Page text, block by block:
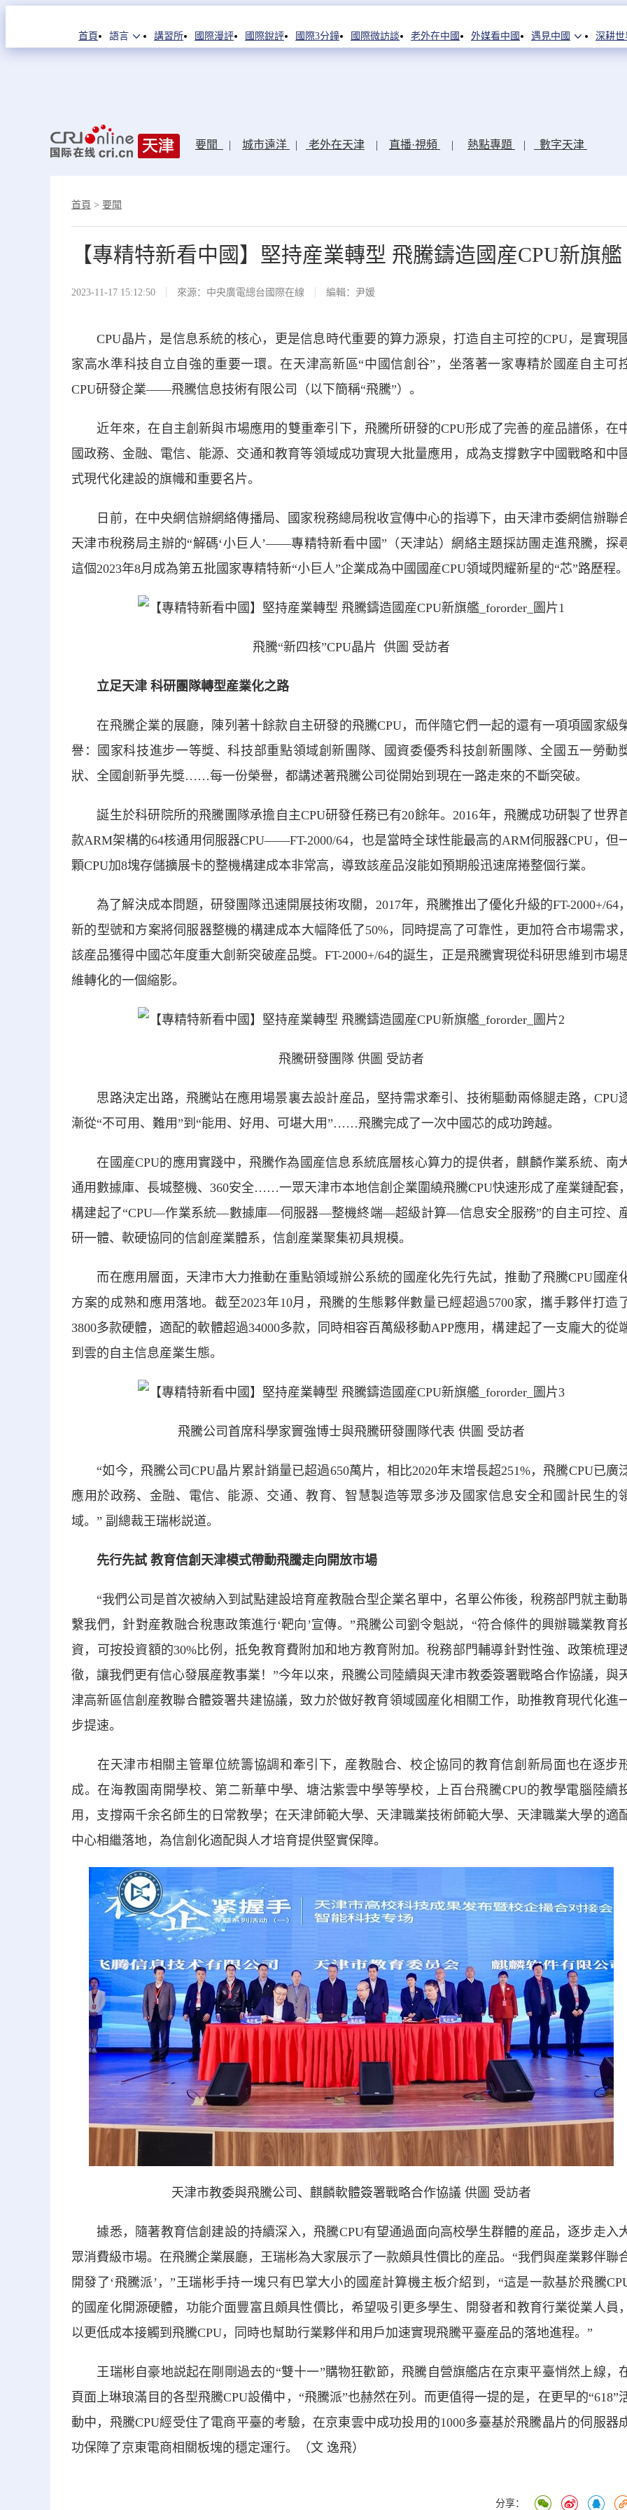
首頁 語言 講習所 國際漫評 國際銳評 國際3分鐘 國際微訪談 老外在中國 外媒看中國 遇見中國 深耕世
要聞 | 城市遠洋 | 老外在天津 | 直播·視頻 | 熱點專題 | 數字天津
首頁 > 要聞
【專精特新看中國】堅持産業轉型 飛騰鑄造國産CPU新旗艦
2023-11-17 15:12:50 來源：中央廣電總台國際在線 編輯：尹媛
CPU晶片，是信息系統的核心，更是信息時代重要的算力源泉，打造自主可控的CPU，是實現
家高水準科技自立自強的重要一環。在天津高新區“中國信創谷”，坐落著一家專精於國産自主可
CPU研發企業——飛騰信息技術有限公司（以下簡稱“飛騰”）。
近年來，在自主創新與市場應用的雙重牽引下，飛騰所研發的CPU形成了完善的産品譜係，在
國政務、金融、電信、能源、交通和教育等領域成功實現大批量應用，成為支撐數字中國戰略和中
式現代化建設的旗幟和重要名片。
日前，在中央網信辦網絡傳播局、國家稅務總局稅收宣傳中心的指導下，由天津市委網信辦聯
天津市稅務局主辦的“解碼‘小巨人’——專精特新看中國”（天津站）網絡主題採訪團走進飛騰，探
這個2023年8月成為第五批國家專精特新“小巨人”企業成為中國國産CPU領域閃耀新星的“芯”路歷程。
飛騰“新四核”CPU晶片 供圖 受訪者
立足天津 科研團隊轉型産業化之路
在飛騰企業的展廳，陳列著十餘款自主研發的飛騰CPU，而伴隨它們一起的還有一項項國家級
譽：國家科技進步一等獎、科技部重點領域創新團隊、國資委優秀科技創新團隊、全國五一勞動
狀、全國創新爭先獎……每一份榮譽，都講述著飛騰公司從開始到現在一路走來的不斷突破。
誕生於科研院所的飛騰團隊承擔自主CPU研發任務已有20餘年。2016年，飛騰成功研製了世界
款ARM架構的64核通用伺服器CPU——FT-2000/64，也是當時全球性能最高的ARM伺服器CPU，但
顆CPU加8塊存儲擴展卡的整機構建成本非常高，導致該産品沒能如預期般迅速席捲整個行業。
為了解決成本問題，研發團隊迅速開展技術攻關，2017年，飛騰推出了優化升級的FT-2000+/64，
新的型號和方案將伺服器整機的構建成本大幅降低了50%，同時提高了可靠性，更加符合市場需求，
該産品獲得中國芯年度重大創新突破産品獎。FT-2000+/64的誕生，正是飛騰實現從科研思維到市場
維轉化的一個縮影。
飛騰研發團隊 供圖 受訪者
思路決定出路，飛騰站在應用場景裏去設計産品，堅持需求牽引、技術驅動兩條腿走路，CPU
漸從“不可用、難用”到“能用、好用、可堪大用”……飛騰完成了一次中國芯的成功跨越。
在國産CPU的應用實踐中，飛騰作為國産信息系統底層核心算力的提供者，麒麟作業系統、南
通用數據庫、長城整機、360安全……一眾天津市本地信創企業圍繞飛騰CPU快速形成了産業鏈配套，
構建起了“CPU—作業系統—數據庫—伺服器—整機終端—超級計算—信息安全服務”的自主可控、
研一體、軟硬協同的信創産業體系，信創産業聚集初具規模。
而在應用層面，天津市大力推動在重點領域辦公系統的國産化先行先試，推動了飛騰CPU國産
方案的成熟和應用落地。截至2023年10月，飛騰的生態夥伴數量已經超過5700家，攜手夥伴打造
3800多款硬體，適配的軟體超過34000多款，同時相容百萬級移動APP應用，構建起了一支龐大的從
到雲的自主信息産業生態。
飛騰公司首席科學家竇強博士與飛騰研發團隊代表 供圖 受訪者
“如今，飛騰公司CPU晶片累計銷量已超過650萬片，相比2020年末增長超251%，飛騰CPU已廣
應用於政務、金融、電信、能源、交通、教育、智慧製造等眾多涉及國家信息安全和國計民生的
域。” 副總裁王瑞彬説道。
先行先試 教育信創天津模式帶動飛騰走向開放市場
“我們公司是首次被納入到試點建設培育産教融合型企業名單中，名單公佈後，稅務部門就主動
繫我們，針對産教融合稅惠政策進行‘靶向’宣傳。”飛騰公司劉令魁説，“符合條件的興辦職業教育
資，可按投資額的30%比例，抵免教育費附加和地方教育附加。稅務部門輔導針對性強、政策梳理
徹，讓我們更有信心發展産教事業！”今年以來，飛騰公司陸續與天津市教委簽署戰略合作協議，與
津高新區信創産教聯合體簽署共建協議，致力於做好教育領域國産化相關工作，助推教育現代化進
步提速。
在天津市相關主管單位統籌協調和牽引下，産教融合、校企協同的教育信創新局面也在逐步
成。在海教園南開學校、第二新華中學、塘沽紫雲中學等學校，上百台飛騰CPU的教學電腦陸續
用，支撐兩千余名師生的日常教學；在天津師範大學、天津職業技術師範大學、天津職業大學的適
中心相繼落地，為信創化適配與人才培育提供堅實保障。
天津市教委與飛騰公司、麒麟軟體簽署戰略合作協議 供圖 受訪者
據悉，隨著教育信創建設的持續深入，飛騰CPU有望通過面向高校學生群體的産品，逐步走入
眾消費級市場。在飛騰企業展廳，王瑞彬為大家展示了一款頗具性價比的産品。“我們與産業夥伴聯
開發了‘飛騰派’，”王瑞彬手持一塊只有巴掌大小的國産計算機主板介紹到，“這是一款基於飛騰
的國産化開源硬體，功能介面豐富且頗具性價比，希望吸引更多學生、開發者和教育行業從業人員，
以更低成本接觸到飛騰CPU，同時也幫助行業夥伴和用戶加速實現飛騰平臺産品的落地進程。”
王瑞彬自豪地説起在剛剛過去的“雙十一”購物狂歡節，飛騰自營旗艦店在京東平臺悄然上線，
頁面上琳琅滿目的各型飛騰CPU設備中，“飛騰派”也赫然在列。而更值得一提的是，在更早的“618”
動中，飛騰CPU經受住了電商平臺的考驗，在京東雲中成功投用的1000多臺基於飛騰晶片的伺服器
功保障了京東電商相關板塊的穩定運行。（文 逸飛）
分享：